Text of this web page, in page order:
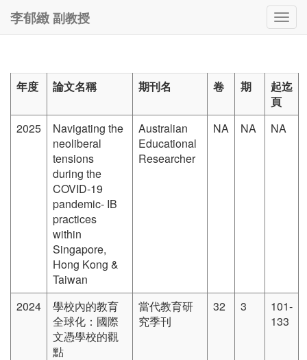
李郁緻 副教授
年度 論文名稱 期刊名 卷 期
起迄
頁
2025
Navigating the
neoliberal
tensions
during the
COVID-19
pandemic- IB
practices
within
Singapore,
Hong Kong &
Taiwan
Australian
Educational
Researcher
NA NA NA
2024
學校內的教育
全球化：國際
文憑學校的觀
點
當代教育研
究季刊
32 3
101-
133